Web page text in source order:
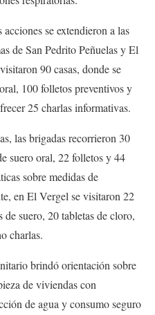
se extendieron a las
de San Pedrito Peñuelas y El
90 casas, donde se
100 folletos preventivos y
25 charlas informativas.
las brigadas recorrieron 30
suero oral, 22 folletos y 44
sobre medidas de
en El Vergel se visitaron 22
de suero, 20 tabletas de cloro,
charlas.
brindó orientación sobre
de viviendas con
de agua y consumo seguro